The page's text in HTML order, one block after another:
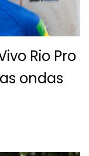
Rio Pro
ondas